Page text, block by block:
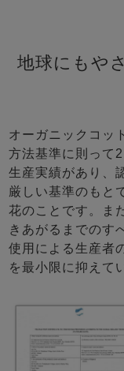
地球にもや
オーガニックコッ
方法基準に則って
生産実績があり、
厳しい基準のもと
花のことです。ま
きあがるまでのす
使用による生産者
を最小限に抑えて